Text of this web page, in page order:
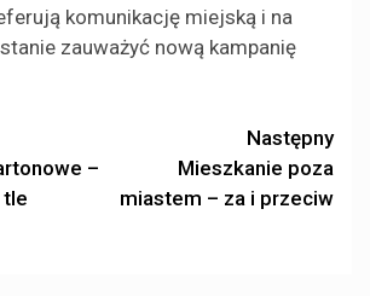
komunikację miejską i na
zauważyć nową kampanię
–
tle
Następny
Mieszkanie poza
miastem – za i przeciw